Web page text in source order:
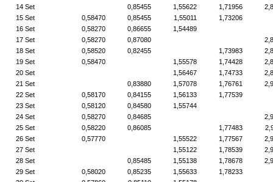
14 Set
0,85455 1,55622 1,71956
15 Set
0,58470 0,85455 1,55011
1,73206
16 Set
0,58270 0,86655
1,54489
17 Set
0,58270 0,87080
18 Set
0,58520 0,82455 1,73983
19 Set
0,58470 1,55578 1,74428
20 Set
1,56467 1,74733
21 Set
0,83880 1,57078 1,76761
22 Set
0,58170 0,84155 1,56133
1,77539
23 Set
0,58120 0,84580
1,55744
24 Set
0,58270 0,84685
25 Set
0,58220 0,86085 1,77483
26 Set
0,57770 1,55522 1,77567
27 Set
1,55122 1,78539
28 Set
0,85485 1,55138 1,78678
29 Set
0,58020 0,85235 1,55633
1,78233